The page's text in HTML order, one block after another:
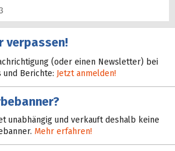
verpassen!
(oder einen Newsletter) bei
und Berichte: Jetzt anmelden!
unabhängig und verkauft deshalb keine
Mehr erfahren!